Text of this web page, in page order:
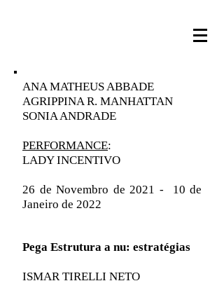
ANA MATHEUS ABBADE
AGRIPPINA R. MANHATTAN
SONIA ANDRADE
PERFORMANCE:
LADY INCENTIVO
26 de Novembro de 2021 - 10 de
Janeiro de 2022
Pega Estrutura a nu: estratégias
ISMAR TIRELLI NETO